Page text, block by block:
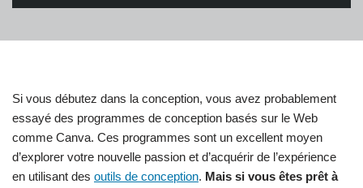
Si vous débutez dans la conception, vous avez probablement
essayé des programmes de conception basés sur le Web
comme Canva. Ces programmes sont un excellent moyen
d’explorer votre nouvelle passion et d’acquérir de l’expérience
en utilisant des outils de conception. Mais si vous êtes prêt à